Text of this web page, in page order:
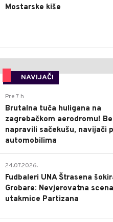
Mostarske kiše
NAVIJAČI
Pre 7 h
Brutalna tuča huligana na
zagrebačkom aerodromu!
napravili sačekušu, navijači
automobilima
24.07.2026.
Fudbaleri UNA Štrasena
Grobare: Nevjerovatna
utakmice Partizana